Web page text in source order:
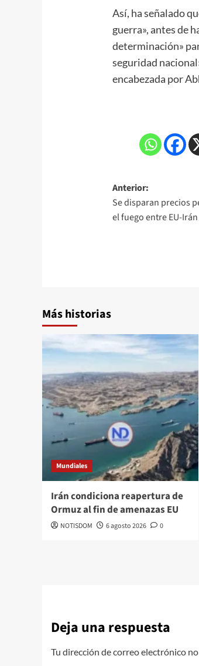
Así, ha señalado
guerra», antes de
determinación»
seguridad
encabezada por
Anterior:
Se disparan precios
el fuego entre EU-Irán
Más historias
Mundiales
Irán condiciona reapertura de
Ormuz al fin de amenazas EU
NOTISDOM 6 agosto 2026 0
Deja una respuesta
Tu dirección de correo electrónico